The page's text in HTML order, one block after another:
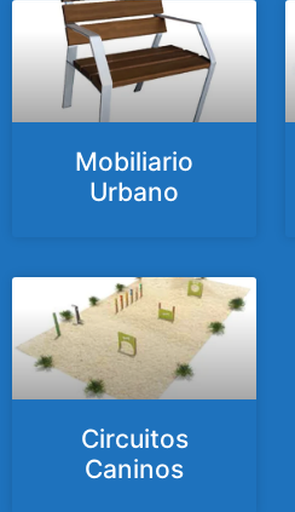
Mobiliario
Urbano
Circuitos
Caninos